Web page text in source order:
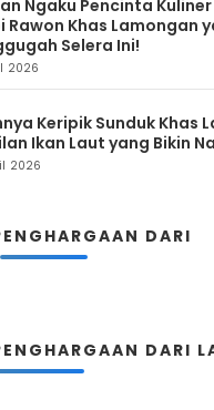
Ngaku Pencinta
Rawon Khas Lamongan
Selera Ini!
2026
Keripik Sunduk Khas
Ikan Laut yang Bikin
2026
DARI
DARI